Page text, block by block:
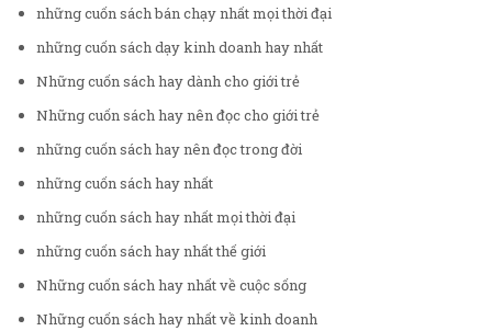
những cuốn sách bán chạy nhất mọi thời đại
những cuốn sách dạy kinh doanh hay nhất
Những cuốn sách hay dành cho giới trẻ
Những cuốn sách hay nên đọc cho giới trẻ
những cuốn sách hay nên đọc trong đời
những cuốn sách hay nhất
những cuốn sách hay nhất mọi thời đại
những cuốn sách hay nhất thế giới
Những cuốn sách hay nhất về cuộc sống
Những cuốn sách hay nhất về kinh doanh